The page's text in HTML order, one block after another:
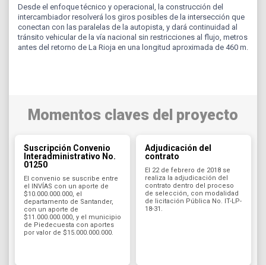
Desde el enfoque técnico y operacional, la construcción del
intercambiador resolverá los giros posibles de la intersección que
conectan con las paralelas de la autopista, y dará continuidad al
tránsito vehicular de la vía nacional sin restricciones al flujo, metros
antes del retorno de La Rioja en una longitud aproximada de 460 m.
Momentos claves del proyecto
Suscripción Convenio
Interadministrativo No.
01250
El convenio se suscribe entre
el INVÍAS con un aporte de
$10.000.000.000, el
departamento de Santander,
con un aporte de
$11.000.000.000, y el municipio
de Piedecuesta con aportes
por valor de $15.000.000.000.
Adjudicación del
contrato
El 22 de febrero de 2018 se
realiza la adjudicación del
contrato dentro del proceso
de selección, con modalidad
de licitación Pública No. IT-LP-
18-31.